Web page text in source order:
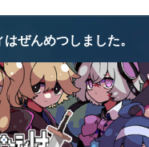
ぜんめつしました。